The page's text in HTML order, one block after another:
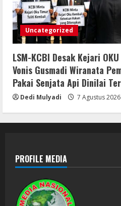
Uncategorized
LSM-KCBI Desak Kejari
Vonis Gusmadi Wiranata
Pakai Senjata Api Dinilai
Dedi Mulyadi 7 Agustus 2026
PROFILE MEDIA